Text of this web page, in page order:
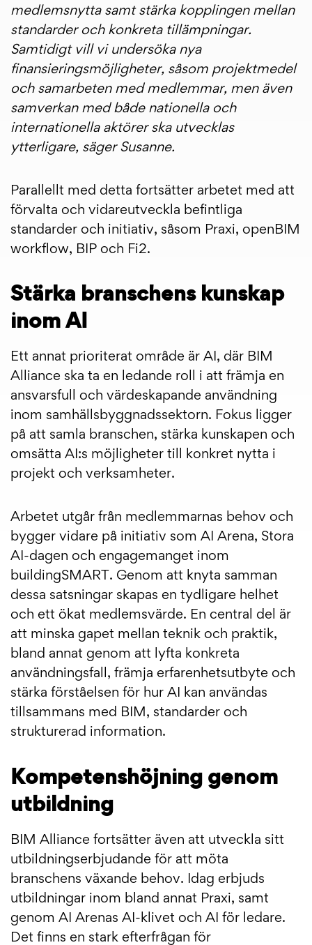
medlemsnytta samt stärka kopplingen mellan
standarder och konkreta tillämpningar.
Samtidigt vill vi undersöka nya
finansieringsmöjligheter, såsom projektmedel
och samarbeten med medlemmar, men även
samverkan med både nationella och
internationella aktörer ska utvecklas
ytterligare, säger Susanne.
Parallellt med detta fortsätter arbetet med att
förvalta och vidareutveckla befintliga
standarder och initiativ, såsom Praxi, openBIM
workflow, BIP och Fi2.
Stärka branschens kunskap
inom AI
Ett annat prioriterat område är AI, där BIM
Alliance ska ta en ledande roll i att främja en
ansvarsfull och värdeskapande användning
inom samhällsbyggnadssektorn. Fokus ligger
på att samla branschen, stärka kunskapen och
omsätta AI:s möjligheter till konkret nytta i
projekt och verksamheter.
Arbetet utgår från medlemmarnas behov och
bygger vidare på initiativ som AI Arena, Stora
AI-dagen och engagemanget inom
buildingSMART. Genom att knyta samman
dessa satsningar skapas en tydligare helhet
och ett ökat medlemsvärde. En central del är
att minska gapet mellan teknik och praktik,
bland annat genom att lyfta konkreta
användningsfall, främja erfarenhetsutbyte och
stärka förståelsen för hur AI kan användas
tillsammans med BIM, standarder och
strukturerad information.
Kompetenshöjning genom
utbildning
BIM Alliance fortsätter även att utveckla sitt
utbildningserbjudande för att möta
branschens växande behov. Idag erbjuds
utbildningar inom bland annat Praxi, samt
genom AI Arenas AI-klivet och AI för ledare.
Det finns en stark efterfrågan för